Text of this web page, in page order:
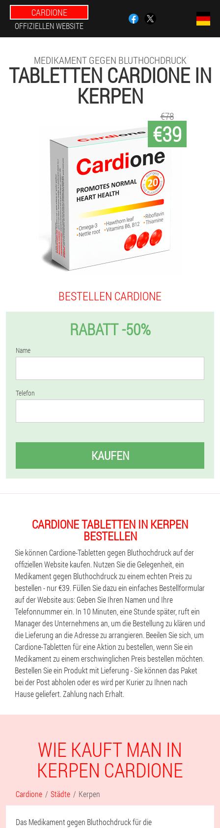
CARDIONE
OFFIZIELLEN WEBSITE
MEDIKAMENT GEGEN BLUTHOCHDRUCK
TABLETTEN CARDIONE IN
KERPEN
€39
€78
BESTELLEN CARDIONE
RABATT -50%
Name
Telefon
KAUFEN
CARDIONE TABLETTEN IN KERPEN
BESTELLEN
Sie können Cardione-Tabletten gegen Bluthochdruck auf der
offiziellen Website kaufen. Nutzen Sie die Gelegenheit, ein
Medikament gegen Bluthochdruck zu einem echten Preis zu
bestellen - nur €39. Füllen Sie dazu ein einfaches Bestellformular
auf der Website aus: Geben Sie Ihren Namen und Ihre
Telefonnummer ein. In 10 Minuten, eine Stunde später, ruft ein
Manager des Unternehmens an, um die Bestellung zu klären und
die Lieferung an die Adresse zu arrangieren. Beeilen Sie sich, um
Cardione-Tabletten für eine Aktion zu bestellen, wenn Sie ein
Medikament zu einem erschwinglichen Preis bestellen möchten.
Bestellen Sie ein Produkt mit Lieferung - Sie können das Paket
bei der Post abholen oder es wird per Kurier zu Ihnen nach
Hause geliefert. Zahlung nach Erhalt.
WIE KAUFT MAN IN
KERPEN CARDIONE
Cardione Städte Kerpen
Das Medikament gegen Bluthochdruck für die